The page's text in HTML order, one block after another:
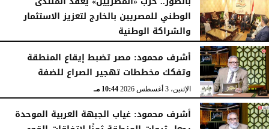
الوطني للمصريين بالخارج لتعزيز الاستثمار
والشراكة الوطنية
الثلاثاء، 4 أغسطس 2026
أشرف محمود: مصر تضبط إيقاع المنطقة
وتفكك مخططات تهجير الصراع للضفة
الإثنين، 3 أغسطس 2026 10:44 مـ
أشرف محمود: غياب الجبهة العربية الموحدة